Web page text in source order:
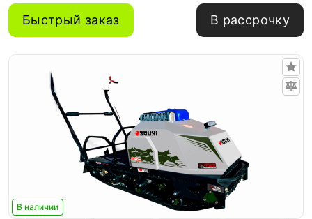
Быстрый заказ В рассрочку
В наличии